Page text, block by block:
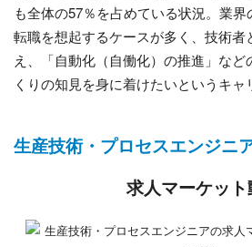
も全体の57％を占めている状況。業
転職を想起するケースが多く、技術者
え、「自動化（自働化）の推進」な
くりの知見を身に着けたいというキャ
生産技術・プロセスエンジニ
求人マーケット